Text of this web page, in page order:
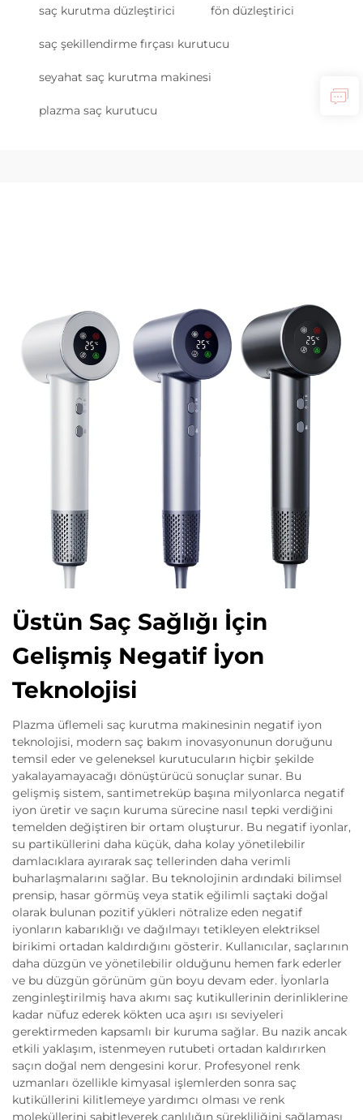
saç kurutma düzleştirici fön düzleştirici
saç şekillendirme fırçası kurutucu
seyahat saç kurutma makinesi
plazma saç kurutucu
Üstün Saç Sağlığı İçin
Gelişmiş Negatif İyon
Teknolojisi
Plazma üflemeli saç kurutma makinesinin negatif iyon
teknolojisi, modern saç bakım inovasyonunun doruğunu
temsil eder ve geleneksel kurutucuların hiçbir şekilde
yakalayamayacağı dönüştürücü sonuçlar sunar. Bu
gelişmiş sistem, santimetreküp başına milyonlarca negatif
iyon üretir ve saçın kuruma sürecine nasıl tepki verdiğini
temelden değiştiren bir ortam oluşturur. Bu negatif iyonlar,
su partiküllerini daha küçük, daha kolay yönetilebilir
damlacıklara ayırarak saç tellerinden daha verimli
buharlaşmalarını sağlar. Bu teknolojinin ardındaki bilimsel
prensip, hasar görmüş veya statik eğilimli saçtaki doğal
olarak bulunan pozitif yükleri nötralize eden negatif
iyonların kabarıklığı ve dağılmayı tetikleyen elektriksel
birikimi ortadan kaldırdığını gösterir. Kullanıcılar, saçlarının
daha düzgün ve yönetilebilir olduğunu hemen fark ederler
ve bu düzgün görünüm gün boyu devam eder. İyonlarla
zenginleştirilmiş hava akımı saç kutikullerinin derinliklerine
kadar nüfuz ederek kökten uca aşırı ısı seviyeleri
gerektirmeden kapsamlı bir kuruma sağlar. Bu nazik ancak
etkili yaklaşım, istenmeyen rutubeti ortadan kaldırırken
saçın doğal nem dengesini korur. Profesyonel renk
uzmanları özellikle kimyasal işlemlerden sonra saç
kutiküllerini kilitlemeye yardımcı olması ve renk
moleküllerini sabitleyerek canlılığın sürekliliğini sağlaması